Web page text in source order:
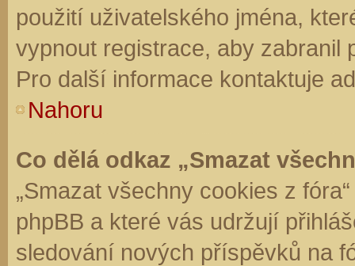
použití uživatelského jména,
vypnout registrace, aby zabranil
Pro další informace kontaktuje
Nahoru
Co dělá odkaz „Smazat
„Smazat všechny cookies z
phpBB a které vás udržují
sledování nových příspěvků na